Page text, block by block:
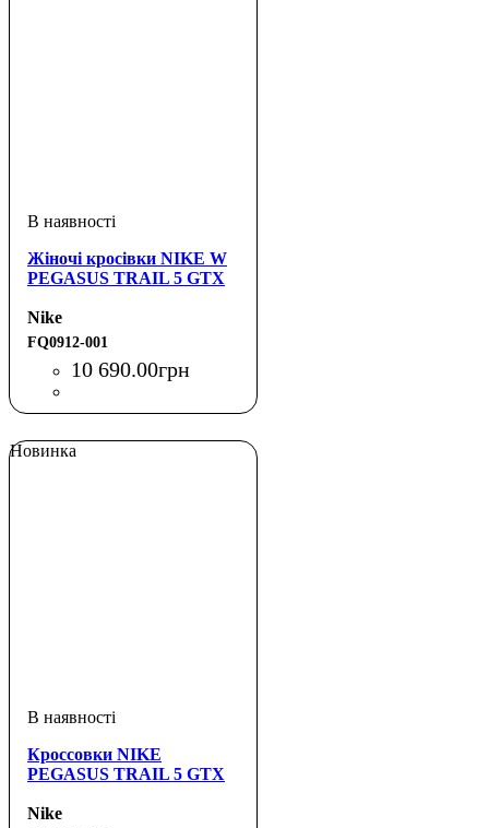
Жіночі кросівки NIKE W
PEGASUS TRAIL 5 GTX
Nike
FQ0912-001
10 690.00грн
Новинка
Кроссовки NIKE
PEGASUS TRAIL 5 GTX
Nike